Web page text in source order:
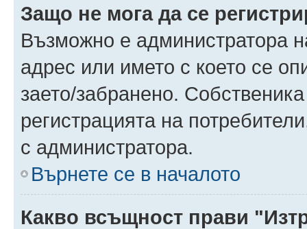
Защо не мога да се
Възможно е администратора
адрес или името с което се
заето/забранено.
регистрацията на
с администратора.
Върнете се в началото
Какво всъщност прави